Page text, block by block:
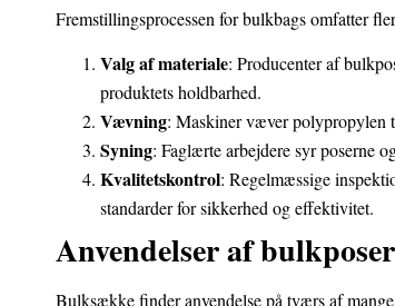
Fremstillingsprocessen for bulkbags omfatter
Valg af materiale: Producenter af
produktets holdbarhed.
Vævning: Maskiner væver polypropylen
Syning: Faglærte arbejdere syr poserne
Kvalitetskontrol: Regelmæssige
standarder for sikkerhed og effektivitet.
Anvendelser af bulkposer
Bulksække finder anvendelse på tværs af